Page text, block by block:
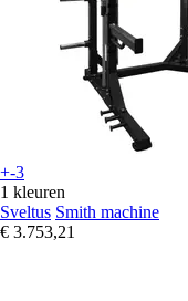
+-3
1 kleuren
Sveltus Smith machine
€ 3.753,21